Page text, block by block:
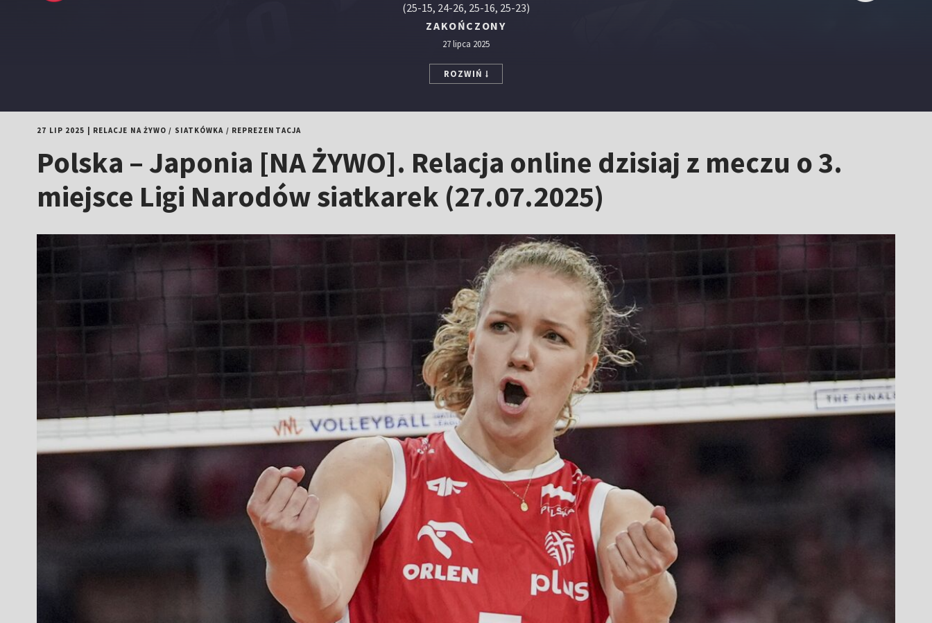
(25-15, 24-26, 25-16, 25-23)
ZAKOŃCZONY
27 lipca 2025
ROZWIŃ
27 LIP 2025 RELACJE NA ŻYWO / SIATKÓWKA / REPREZENTACJA
Polska – Japonia [NA ŻYWO]. Relacja online dzisiaj z meczu o 3.
miejsce Ligi Narodów siatkarek (27.07.2025)